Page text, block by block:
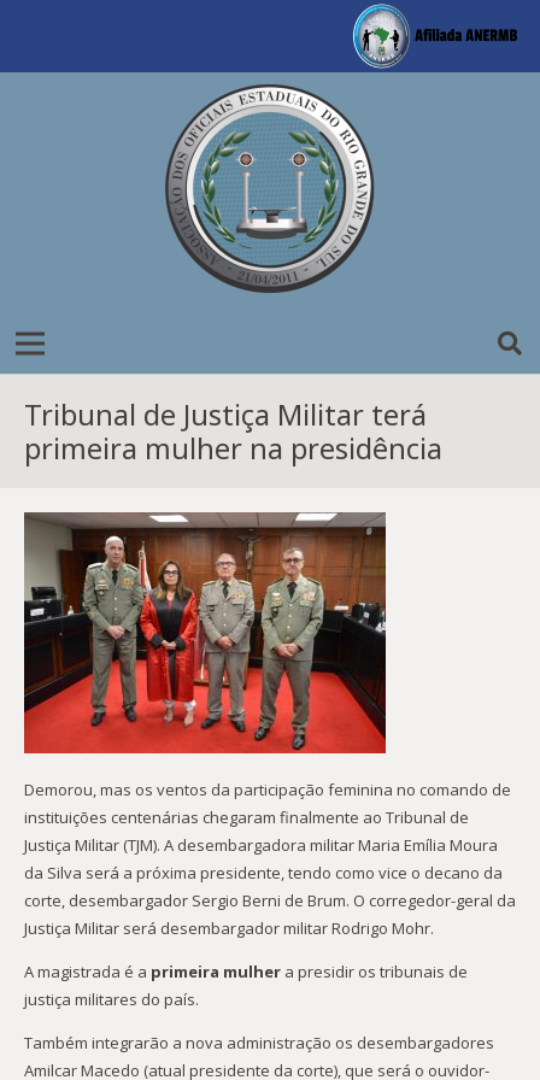
Tribunal de Justiça Militar terá
primeira mulher na presidência
Demorou, mas os ventos da participação feminina no comando de
instituições centenárias chegaram finalmente ao Tribunal de
Justiça Militar (TJM). A desembargadora militar Maria Emília Moura
da Silva será a próxima presidente, tendo como vice o decano da
corte, desembargador Sergio Berni de Brum. O corregedor-geral da
Justiça Militar será desembargador militar Rodrigo Mohr.
A magistrada é a primeira mulhera presidir os tribunais de
justiça militares do país.
Também integrarão a nova administração os desembargadores
Amilcar Macedo (atual presidente da corte), que será o ouvidor-